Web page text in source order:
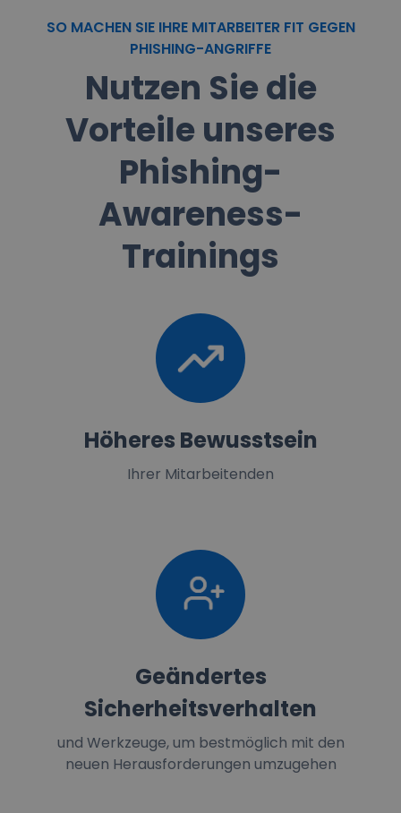
SO MACHEN SIE IHRE MITARBEITER FIT GEGEN
PHISHING-ANGRIFFE
Nutzen Sie die
Vorteile unseres
Phishing-
Awareness-
Trainings
Höheres Bewusstsein
Ihrer Mitarbeitenden
Geändertes
Sicherheitsverhalten
und Werkzeuge, um bestmöglich mit den
neuen Herausforderungen umzugehen